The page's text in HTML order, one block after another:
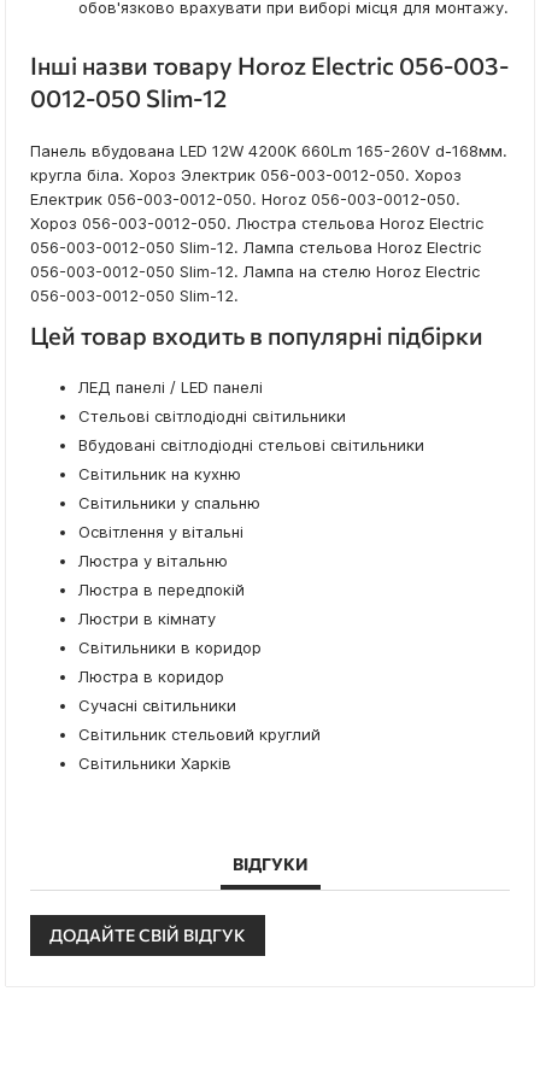
обов'язково врахувати при виборі місця для монтажу.
Інші назви товару Horoz Electric 056-003-
0012-050 Slim-12
Панель вбудована LED 12W 4200K 660Lm 165-260V d-168мм.
кругла біла. Хороз Электрик 056-003-0012-050. Хороз
Електрик 056-003-0012-050. Horoz 056-003-0012-050.
Хороз 056-003-0012-050. Люстра стельова Horoz Electric
056-003-0012-050 Slim-12. Лампа стельова Horoz Electric
056-003-0012-050 Slim-12. Лампа на стелю Horoz Electric
056-003-0012-050 Slim-12.
Цей товар входить в популярні підбірки
ЛЕД панелі / LED панелі
Стельові світлодіодні світильники
Вбудовані світлодіодні стельові світильники
Світильник на кухню
Світильники у спальню
Освітлення у вітальні
Люстра у вітальню
Люстра в передпокій
Люстри в кімнату
Світильники в коридор
Люстра в коридор
Сучасні світильники
Світильник стельовий круглий
Світильники Харків
ВІДГУКИ
ДОДАЙТЕ СВІЙ ВІДГУК